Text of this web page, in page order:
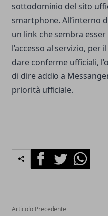
sottodominio del sito
smartphone. All’interno
un link che sembra
l’accesso al servizio,
dare conferme ufficiali,
di dire addio a
priorità ufficiale.
FacebookTwitterWhatsapp
Articolo Precedente